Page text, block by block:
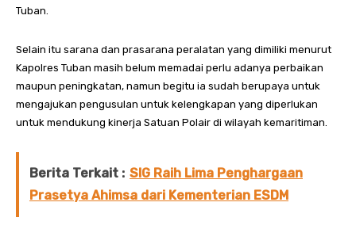
Tuban.
Selain itu sarana dan prasarana peralatan yang dimiliki menurut
Kapolres Tuban masih belum memadai perlu adanya perbaikan
maupun peningkatan, namun begitu ia sudah berupaya untuk
mengajukan pengusulan untuk kelengkapan yang diperlukan
untuk mendukung kinerja Satuan Polair di wilayah kemaritiman.
Berita Terkait : SIG Raih Lima Penghargaan
Prasetya Ahimsa dari Kementerian ESDM